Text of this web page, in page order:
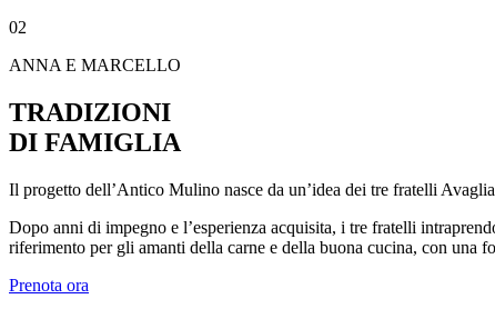
02
ANNA E MARCELLO
TRADIZIONI
DI FAMIGLIA
Il progetto dell’Antico Mulino nasce da un’idea dei tre fratelli
Dopo anni di impegno e l’esperienza acquisita, i tre fratelli
riferimento per gli amanti della carne e della buona cucina, con una
Prenota ora